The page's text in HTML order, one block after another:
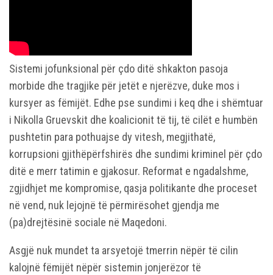
Sistemi jofunksional për çdo ditë shkakton pasoja
morbide dhe tragjike për jetët e njerëzve, duke mos i
kursyer as fëmijët. Edhe pse sundimi i keq dhe i shëmtuar
i Nikolla Gruevskit dhe koalicionit të tij, të cilët e humbën
pushtetin para pothuajse dy vitesh, megjithatë,
korrupsioni gjithëpërfshirës dhe sundimi kriminel për çdo
ditë e merr tatimin e gjakosur. Reformat e ngadalshme,
zgjidhjet me kompromise, qasja politikante dhe proceset
në vend, nuk lejojnë të përmirësohet gjendja me
(pa)drejtësinë sociale në Maqedoni.
Asgjë nuk mundet ta arsyetojë tmerrin nëpër të cilin
kalojnë fëmijët nëpër sistemin jonjerëzor të